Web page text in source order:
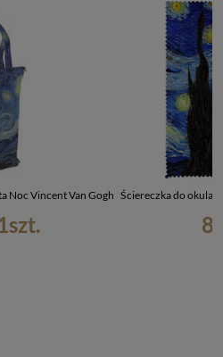
Noc Vincent Van Gogh
szt.
Ściereczka do